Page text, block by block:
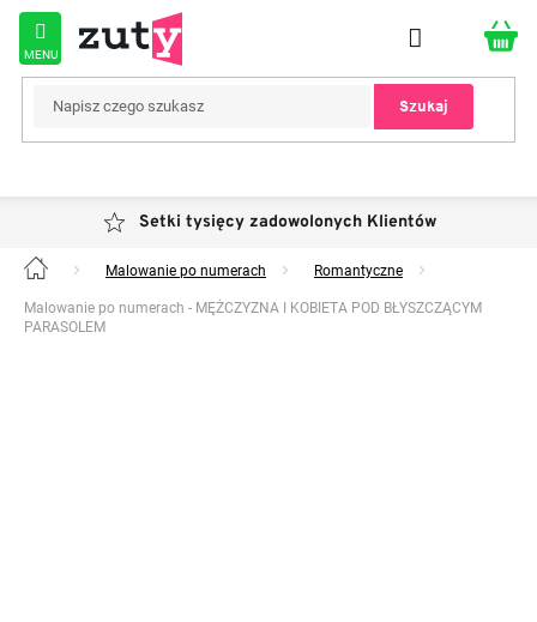
Przejść
treści
Szukaj
Setki tysięcy zadowolonych Klientów
Home Malowanie po numerach Romantyczne
Malowanie po numerach - MĘŻCZYZNA I KOBIETA POD BŁYSZCZĄCYM
PARASOLEM